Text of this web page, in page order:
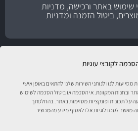
לקובצי עוגיות
מסייעות לנו ולנותני השירות שלנו להתאים באופן אישי
ובחנות המקוונת. אי הסכמה או ביטול הסכמה לשימוש
על תכונות ופונקציות מסוימות באתר. בהחלטתך
מאשר לטכנולוגיות אלו לאסוף מידע מהמכשיר
שימוש באתר ורכישה, מדניות
ביטול הזמנה ומדניות